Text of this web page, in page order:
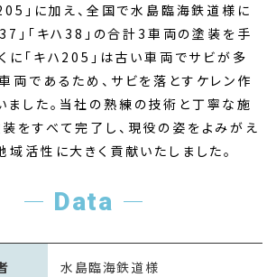
」に加え、全国で水島臨海鉄道様に
」「キハ38」の合計3車両の塗装を手
に「キハ205」は古い車両でサビが多
両であるため、サビを落とすケレン作
した。当社の熟練の技術と丁寧な施
をすべて完了し、現役の姿をよみがえ
域活性に大きく貢献いたしました。
Data
水島臨海鉄道様